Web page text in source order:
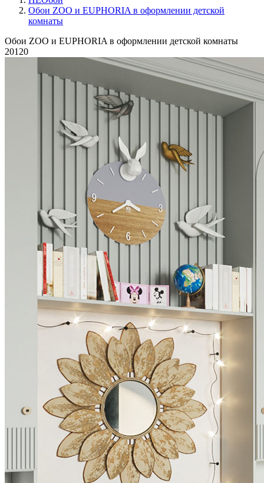
Обои ZOO и EUPHORIA в оформлении детской
комнаты
Обои ZOO и EUPHORIA в оформлении детской комнаты
20120